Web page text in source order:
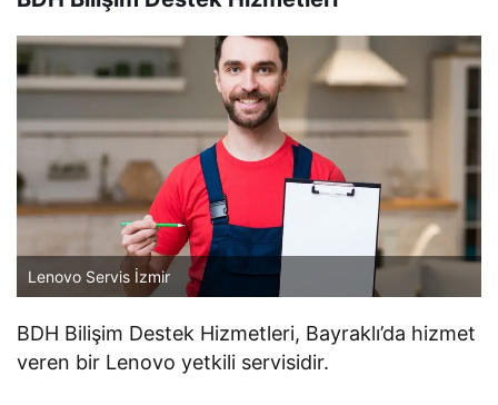
Lenovo Servis İzmir
BDH Bilişim Destek Hizmetleri, Bayraklı’da hizmet
veren bir Lenovo yetkili servisidir.